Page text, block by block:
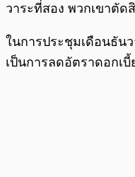
วาระที่สอง พวกเขาตั
ในการประชุมเดือนธัน
เป็นการลดอัตราดอกเ